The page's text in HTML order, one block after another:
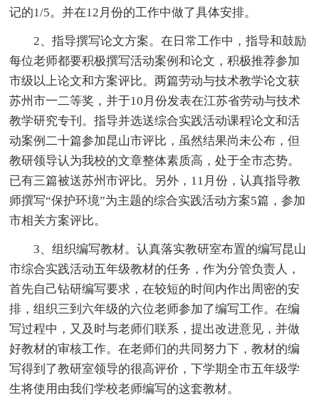
记的1/5。并在12月份的工作中做了具体安排。
2、指导撰写论文方案。在日常工作中，指导和鼓励
每位老师都要积极撰写活动案例和论文，积极推荐参加
市级以上论文和方案评比。两篇劳动与技术教学论文获
苏州市一二等奖，并于10月份发表在江苏省劳动与技术
教学研究专刊。指导并选送综合实践活动课程论文和活
动案例二十篇参加昆山市评比，虽然结果尚未公布，但
教研领导认为我校的文章整体素质高，处于全市态势。
已有三篇被送苏州市评比。另外，11月份，认真指导教
师撰写“保护环境”为主题的综合实践活动方案5篇，参加
市相关方案评比。
3、组织编写教材。认真落实教研室布置的编写昆山
市综合实践活动五年级教材的任务，作为分管负责人，
首先自己钻研编写要求，在较短的时间内作出周密的安
排，组织三到六年级的六位老师参加了编写工作。在编
写过程中，又及时与老师们联系，提出改进意见，并做
好教材的审核工作。在老师们的共同努力下，教材的编
写得到了教研室领导的很高评价，下学期全市五年级学
生将使用由我们学校老师编写的这套教材。